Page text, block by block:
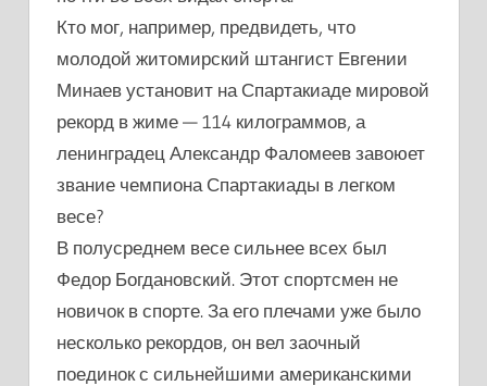
Кто мог, например, предвидеть, что
молодой житомирский штангист Евгении
Минаев установит на Спартакиаде мировой
рекорд в жиме — 114 килограммов, а
ленинградец Александр Фаломеев завоюет
звание чемпиона Спартакиады в легком
весе?
В полусреднем весе сильнее всех был
Федор Богдановский. Этот спортсмен не
новичок в спорте. За его плечами уже было
несколько рекордов, он вел заочный
поединок с сильнейшими американскими